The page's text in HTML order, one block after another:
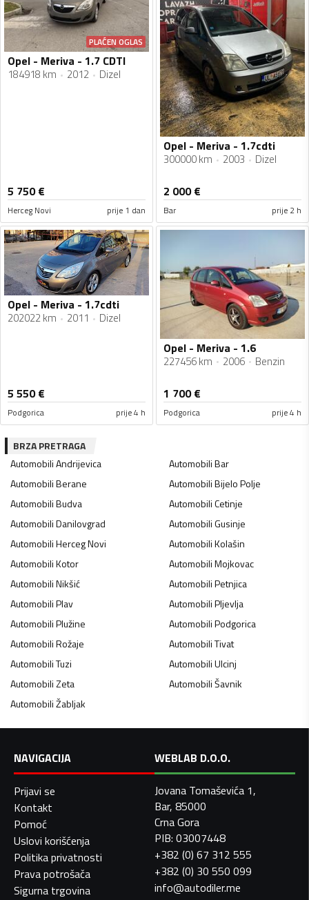
PLAĆEN OGLAS
Opel - Meriva - 1.7 CDTI
184918 km 2012 Dizel
5 750€
Herceg Novi prije 1 dan
Opel - Meriva - 1.7cdti
300000 km 2003 Dizel
2 000€
Bar prije 2 h
Opel - Meriva - 1.7cdti
202022 km 2011 Dizel
5 550€
Podgorica prije 4 h
Opel - Meriva - 1.6
227456 km 2006 Benzin
1 700€
Podgorica prije 4 h
BRZA PRETRAGA
AutomobiliAndrijevica AutomobiliBar
AutomobiliBerane AutomobiliBijelo Polje
AutomobiliBudva AutomobiliCetinje
AutomobiliDanilovgrad AutomobiliGusinje
AutomobiliHerceg Novi AutomobiliKolašin
AutomobiliKotor AutomobiliMojkovac
AutomobiliNikšić AutomobiliPetnjica
AutomobiliPlav AutomobiliPljevlja
AutomobiliPlužine AutomobiliPodgorica
AutomobiliRožaje AutomobiliTivat
AutomobiliTuzi AutomobiliUlcinj
AutomobiliZeta AutomobiliŠavnik
AutomobiliŽabljak
NAVIGACIJA
Prijavi se
Kontakt
Pomoć
Uslovi korišćenja
Politika privatnosti
Prava potrošača
Sigurna trgovina
WEBLAB D.O.O.
Jovana Tomaševića 1,
Bar, 85000
Crna Gora
PIB: 03007448
+382 (0) 67 312 555
+382 (0) 30 550 099
info@autodiler.me